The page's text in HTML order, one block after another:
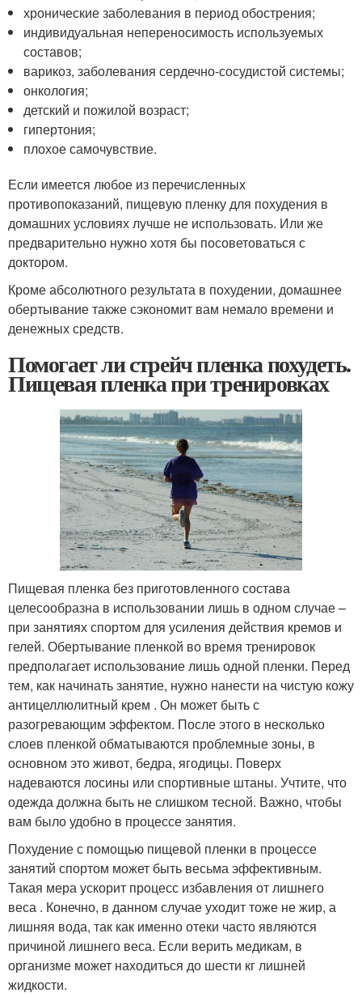
хронические заболевания в период обострения;
индивидуальная непереносимость используемых
составов;
варикоз, заболевания сердечно-сосудистой системы;
онкология;
детский и пожилой возраст;
гипертония;
плохое самочувствие.
Если имеется любое из перечисленных
противопоказаний, пищевую пленку для похудения в
домашних условиях лучше не использовать. Или же
предварительно нужно хотя бы посоветоваться с
доктором.
Кроме абсолютного результата в похудении, домашнее
обертывание также сэкономит вам немало времени и
денежных средств.
Помогает ли стрейч пленка похудеть.
Пищевая пленка при тренировках
Пищевая пленка без приготовленного состава
целесообразна в использовании лишь в одном случае –
при занятиях спортом для усиления действия кремов и
гелей. Обертывание пленкой во время тренировок
предполагает использование лишь одной пленки. Перед
тем, как начинать занятие, нужно нанести на чистую кожу
антицеллюлитный крем . Он может быть с
разогревающим эффектом. После этого в несколько
слоев пленкой обматываются проблемные зоны, в
основном это живот, бедра, ягодицы. Поверх
надеваются лосины или спортивные штаны. Учтите, что
одежда должна быть не слишком тесной. Важно, чтобы
вам было удобно в процессе занятия.
Похудение с помощью пищевой пленки в процессе
занятий спортом может быть весьма эффективным.
Такая мера ускорит процесс избавления от лишнего
веса . Конечно, в данном случае уходит тоже не жир, а
лишняя вода, так как именно отеки часто являются
причиной лишнего веса. Если верить медикам, в
организме может находиться до шести кг лишней
жидкости.